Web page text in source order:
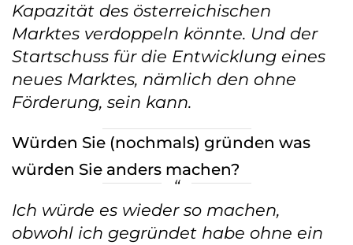
Kapazität des österreichischen
Marktes verdoppeln könnte. Und der
Startschuss für die Entwicklung eines
neues Marktes, nämlich den ohne
Förderung, sein kann.
Würden Sie (nochmals) gründen was
würden Sie anders machen?
Ich würde es wieder so machen,
obwohl ich gegründet habe ohne ein